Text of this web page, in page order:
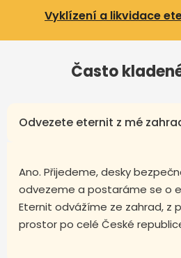
Vyklízení a likvidace
Často
Odvezete eternit z mé
Ano. Přijedeme, desky
odvezeme a postaráme se o
Eternit odvážíme ze zahrad, z
prostor po celé České